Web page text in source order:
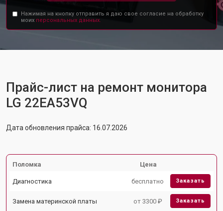
Нажимая на кнопку отправить я даю свое согласие на обработку
моих персональных данных.
Прайс-лист на ремонт монитора
LG 22EA53VQ
Дата обновления прайса: 16.07.2026
Поломка Цена
Диагностика бесплатно Заказать
Замена материнской платы от 3300 ₽ Заказать